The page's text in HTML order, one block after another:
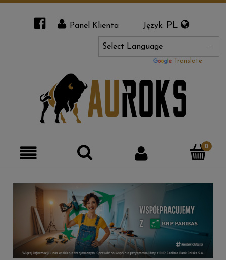
Panel Klienta Język: PL
Powered by Translate